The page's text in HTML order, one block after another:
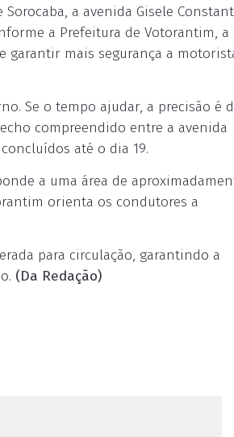
a avenida Gisele
a Prefeitura de Votorantim, a
garantir mais segurança a
Se o tempo ajudar, a precisão é
compreendido entre a avenida
até o dia 19.
a uma área de
orienta os condutores a
para circulação, garantindo a
(Da Redação)